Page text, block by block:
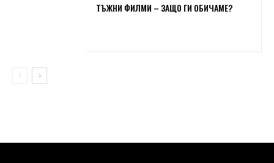
ТЪЖНИ ФИЛМИ – ЗАЩО ГИ ОБИЧАМЕ?